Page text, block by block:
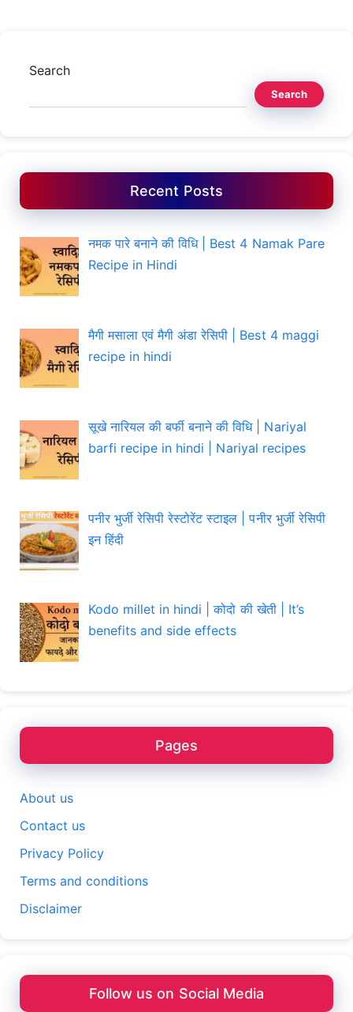
Search
Search
Recent Posts
नमक पारे बनाने की विधि | Best 4 Namak Pare
Recipe in Hindi
मैगी मसाला एवं मैगी अंडा रेसिपी | Best 4 maggi
recipe in hindi
सूखे नारियल की बर्फी बनाने की विधि | Nariyal
barfi recipe in hindi | Nariyal recipes
पनीर भुर्जी रेसिपी रेस्टोरेंट स्टाइल | पनीर भुर्जी रेसिपी
इन हिंदी
Kodo millet in hindi | कोदो की खेती | It’s
benefits and side effects
Pages
About us
Contact us
Privacy Policy
Terms and conditions
Disclaimer
Follow us on Social Media